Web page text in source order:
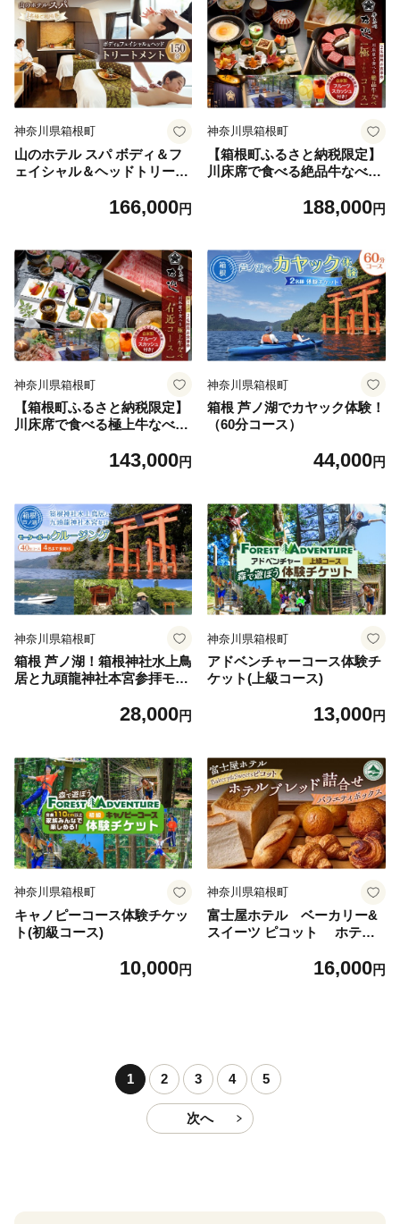
神奈川県箱根町
山のホテル スパ ボディ＆フ
ェイシャル＆ヘッドトリート
166,000円
神奈川県箱根町
【箱根町ふるさと納税限定】
川床席で食べる絶品牛なべ
分 自家製フルーツスカッシ
188,000円
神奈川県箱根町
【箱根町ふるさと納税限定】
川床席で食べる極上牛なべ
名様分 自家製フルーツスカ
143,000円
神奈川県箱根町
箱根 芦ノ湖でカヤック体験！
（60分コース）
44,000円
神奈川県箱根町
箱根 芦ノ湖！箱根神社水上鳥
居と九頭龍神社本宮参拝モー
28,000円
神奈川県箱根町
アドベンチャーコース体験チ
ケット(上級コース)
13,000円
神奈川県箱根町
キャノピーコース体験チケッ
ト(初級コース)
10,000円
神奈川県箱根町
富士屋ホテル ベーカリー&
スイーツ ピコット ホテル
16,000円
1 2 3 4 5
次へ